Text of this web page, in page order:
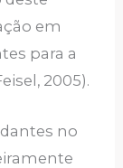
em
para a
2005).
no